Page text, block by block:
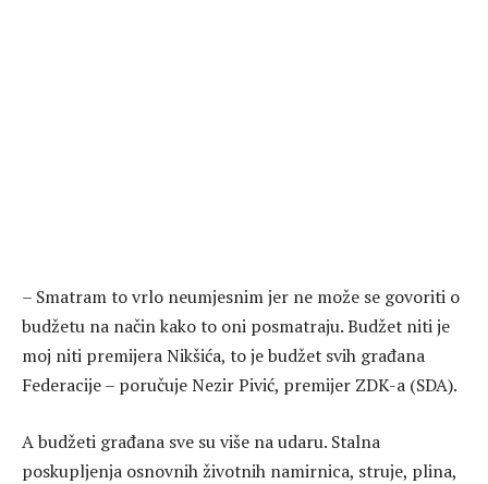
– Smatram to vrlo neumjesnim jer ne može se govoriti o
budžetu na način kako to oni posmatraju. Budžet niti je
moj niti premijera Nikšića, to je budžet svih građana
Federacije – poručuje Nezir Pivić, premijer ZDK-a (SDA).
A budžeti građana sve su više na udaru. Stalna
poskupljenja osnovnih životnih namirnica, struje, plina,